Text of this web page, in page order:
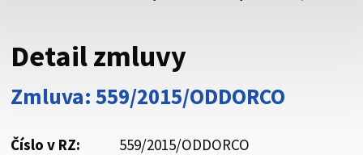
Buďte pozorní a vždy sa uistite, že zdieľate informácie iba
cez zabezpečenú webovú stránku. Zabezpečená stránka
vždy začína https:// pred názvom domény webového sídla.
Detail zmluvy
Zmluva: 559/2015/ODDORCO
Číslo v RZ:
559/2015/ODDORCO